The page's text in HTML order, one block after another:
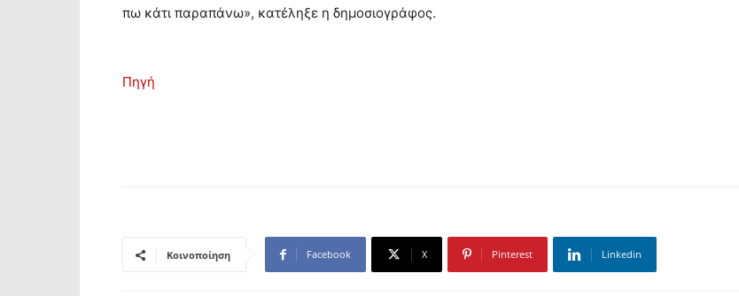
πω κάτι παραπάνω», κατέληξε η δημοσιογράφος.
Πηγή
Κοινοποίηση Facebook X Pinterest Linkedin